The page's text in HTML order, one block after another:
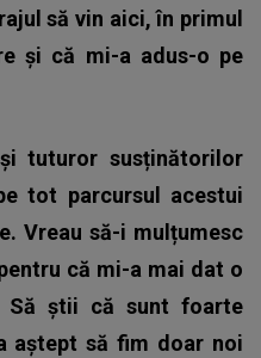
să vin aici, în primul
și că mi-a adus-o pe
tuturor susținătorilor
tot parcursul acestui
Vreau să-i mulțumesc
că mi-a mai dat o
Să știi că sunt foarte
aștept să fim doar noi